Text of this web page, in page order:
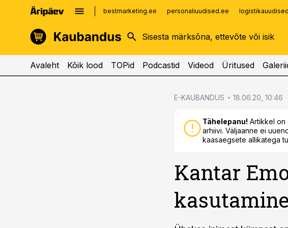
bestmarketing.ee personaliuudised.ee
kinnisvarauudised.ee
logistikauudised.ee
imelineajalugu.ee
Infopank
Avaleht Kõik lood TOPid Podcastid Videod Üritused
E-KAUBANDUS 18.06.20, 10:46
Tähelepanu! Artikkel on
arhiivi. Väljaanne ei
kaasaegsete allikatega
Kantar